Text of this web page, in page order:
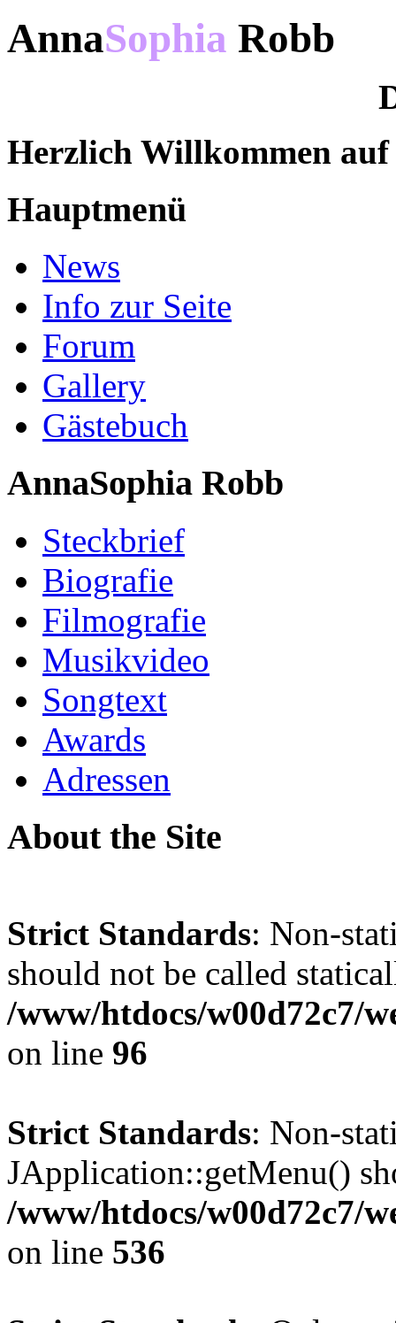
AnnaSophia Robb
Herzlich Willkommen
Hauptmenü
News
Info zur Seite
Forum
Gallery
Gästebuch
AnnaSophia Robb
Steckbrief
Biografie
Filmografie
Musikvideo
Songtext
Awards
Adressen
About the Site
Strict Standards: Non-
should not be called
/www/htdocs/w00d72c7/
on line 96
Strict Standards: Non-
JApplication::getMenu()
/www/htdocs/w00d72c7/
on line 536